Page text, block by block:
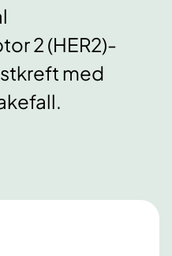
2 (HER2)-
med